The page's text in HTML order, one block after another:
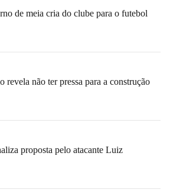
de meia cria do clube para o futebol
revela não ter pressa para a construção
proposta pelo atacante Luiz